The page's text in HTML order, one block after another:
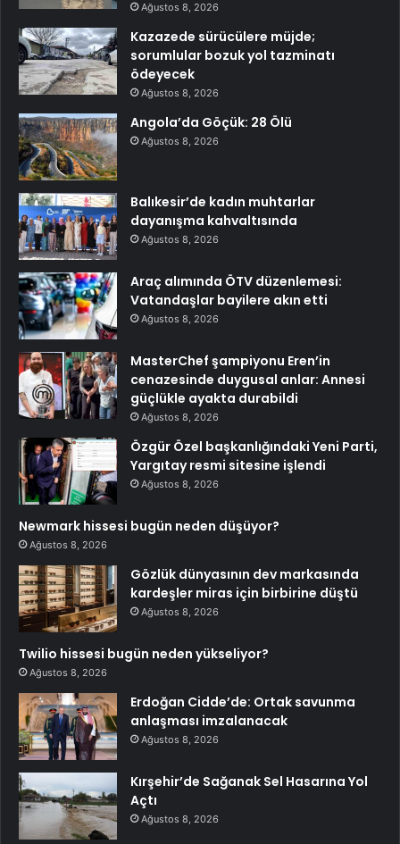
Ağustos 8, 2026
Kazazede sürücülere müjde;
sorumlular bozuk yol tazminatı
ödeyecek
Ağustos 8, 2026
Angola’da Göçük: 28 Ölü
Ağustos 8, 2026
Balıkesir’de kadın muhtarlar
dayanışma kahvaltısında
Ağustos 8, 2026
Araç alımında ÖTV düzenlemesi:
Vatandaşlar bayilere akın etti
Ağustos 8, 2026
MasterChef şampiyonu Eren’in
cenazesinde duygusal anlar: Annesi
güçlükle ayakta durabildi
Ağustos 8, 2026
Özgür Özel başkanlığındaki Yeni Parti,
Yargıtay resmi sitesine işlendi
Ağustos 8, 2026
Newmark hissesi bugün neden düşüyor?
Ağustos 8, 2026
Gözlük dünyasının dev markasında
kardeşler miras için birbirine düştü
Ağustos 8, 2026
Twilio hissesi bugün neden yükseliyor?
Ağustos 8, 2026
Erdoğan Cidde’de: Ortak savunma
anlaşması imzalanacak
Ağustos 8, 2026
Kırşehir’de Sağanak Sel Hasarına Yol
Açtı
Ağustos 8, 2026